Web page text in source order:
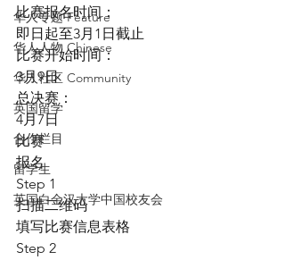
华人专题 Feature
华人人物 Chinese
华人社区 Community
英国留学
合作栏目
留学生
英国白金汉大学中国校友会
比赛报名时间：
即日起至3月1日截止
比赛开始时间：
3月9日
总决赛：
4月7日
比赛
报名
Step 1
扫描二维码
填写比赛信息表格
Step 2